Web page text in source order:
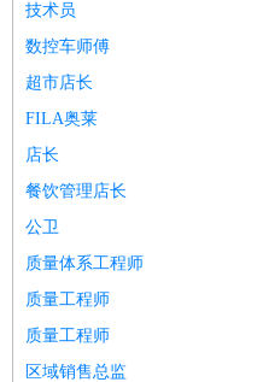
技术员
数控车师傅
超市店长
FILA奥莱
店长
餐饮管理店长
公卫
质量体系工程师
质量工程师
质量工程师
区域销售总监